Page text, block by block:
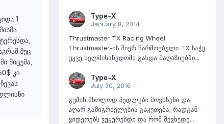
1
მეც
მიცემა,
კი
Type-X
January 8, 2014
Thrustmaster TX Racing Wheel
Thrustmaster-ის მიერ წარმოებული TX საჭე
უკვე ხელმისაწვდომი გახდა მაღაზიებში...
Type-X
July 30, 2016
გუშინ მხოლოდ პედლები მოვხსენი და
აღარ გამიგრძელებია გაკეთება, რადგან
ვიდეოებს ვუყურებდი და რომ შევხედე...